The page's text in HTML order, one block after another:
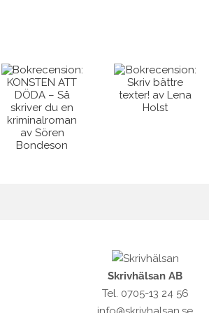
Bokrecension:
Skriv bättre
texter! av
Lena Holst
Konsten att
skriva en
Skrivhälsan AB
Tel. 0705-13 24 56